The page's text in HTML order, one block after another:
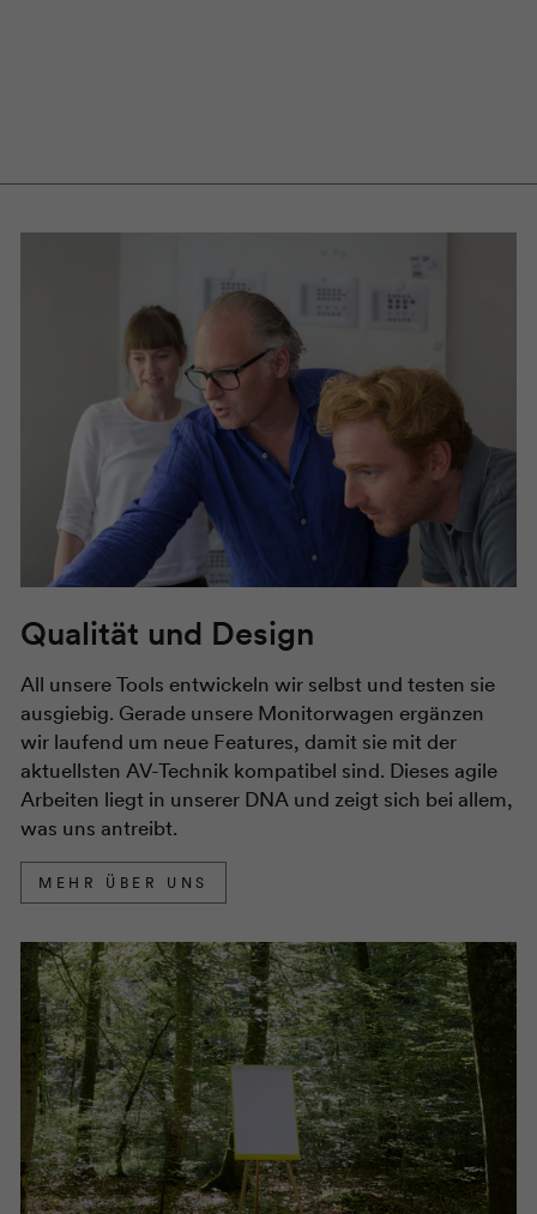
Qualität und Design
All unsere Tools entwickeln wir selbst und testen sie
ausgiebig. Gerade unsere Monitorwagen ergänzen
wir laufend um neue Features, damit sie mit der
aktuellsten AV-Technik kompatibel sind. Dieses agile
Arbeiten liegt in unserer DNA und zeigt sich bei allem,
was uns antreibt.
MEHR ÜBER UNS